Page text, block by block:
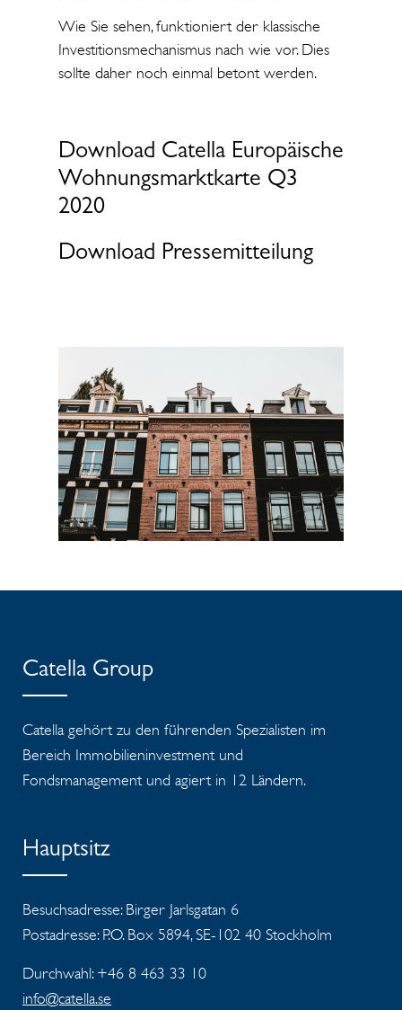
Wie Sie sehen, funktioniert der klassische
Investitionsmechanismus nach wie vor. Dies
sollte daher noch einmal betont werden.
Download Catella Europäische
Wohnungsmarktkarte Q3
2020
Download Pressemitteilung
Catella Group
Catella gehört zu den führenden Spezialisten im
Bereich Immobilieninvestment und
Fondsmanagement und agiert in 12 Ländern.
Hauptsitz
Besuchsadresse: Birger Jarlsgatan 6
Postadresse: P.O. Box 5894, SE-102 40 Stockholm
Durchwahl: +46 8 463 33 10
info@catella.se